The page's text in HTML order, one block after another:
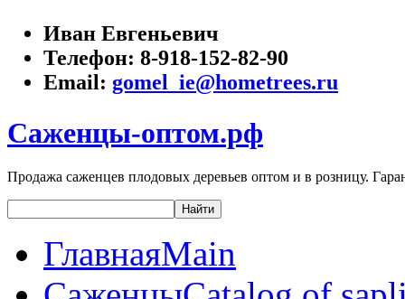
Иван Евгеньевич
Телефон: 8-918-152-82-90
Email: gomel_ie@hometrees.ru
Саженцы-оптом.рф
Продажа саженцев плодовых деревьев оптом и в розницу.
ГлавнаяMain